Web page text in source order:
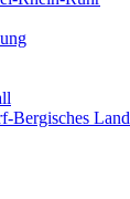
Bergisches Land